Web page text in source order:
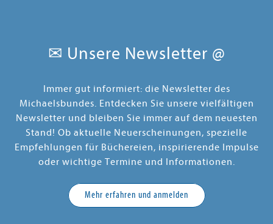
✉ Unsere Newsletter @
Immer gut informiert: die Newsletter des
Michaelsbundes. Entdecken Sie unsere vielfältigen
Newsletter und bleiben Sie immer auf dem neuesten
Stand! Ob aktuelle Neuerscheinungen, spezielle
Empfehlungen für Büchereien, inspirierende Impulse
oder wichtige Termine und Informationen.
Mehr erfahren und anmelden